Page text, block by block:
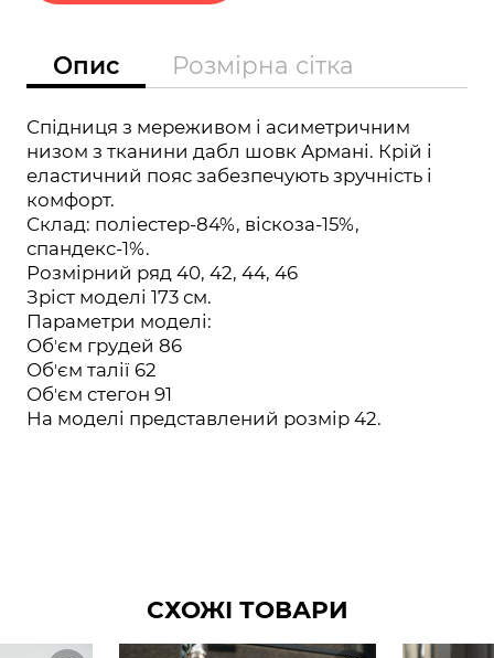
Опис Розмірна сітка
Спідниця з мереживом і асиметричним
низом з тканини дабл шовк Армані. Крій і
еластичний пояс забезпечують зручність і
комфорт.
Склад: поліестер-84%, віскоза-15%,
спандекс-1%.
Розмірний ряд 40, 42, 44, 46
Зріст моделі 173 см.
Параметри моделі:
Обʼєм грудей 86
Обʼєм талії 62
Обʼєм стегон 91
На моделі представлений розмір 42.
СХОЖІ ТОВАРИ